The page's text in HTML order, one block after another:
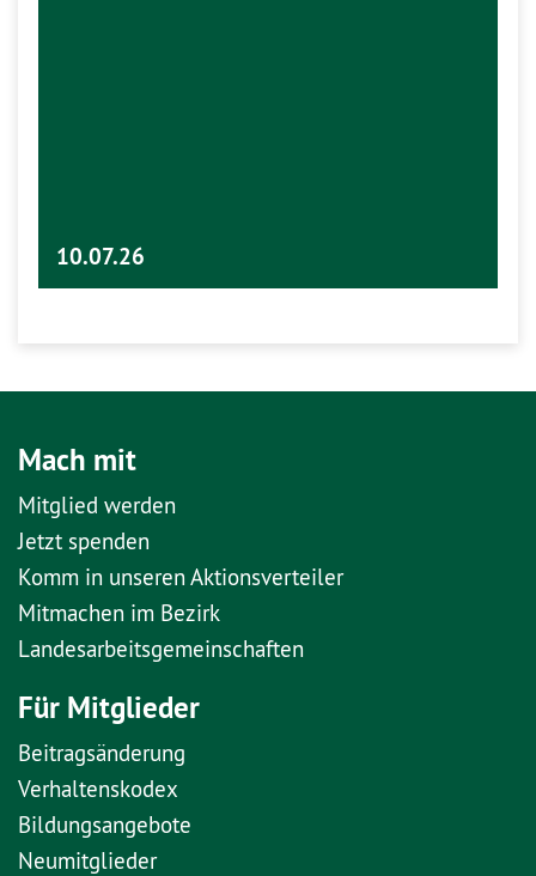
10.07.26
Mach mit
Mitglied werden
Jetzt spenden
Komm in unseren Aktionsverteiler
Mitmachen im Bezirk
Landesarbeitsgemeinschaften
Für Mitglieder
Beitragsänderung
Verhaltenskodex
Bildungsangebote
Neumitglieder